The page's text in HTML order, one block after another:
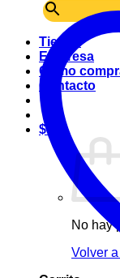
Tienda
Empresa
Cómo
Contacto
$0
No hay
Volver a